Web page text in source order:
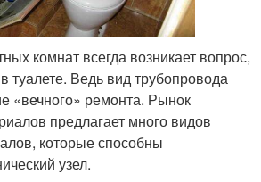
комнат всегда возникает вопрос,
туалете. Ведь вид трубопровода
«вечного» ремонта. Рынок
предлагает много видов
которые способны
узел.